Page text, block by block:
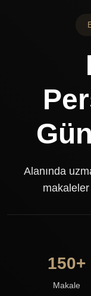
Alanında
150+
Makale